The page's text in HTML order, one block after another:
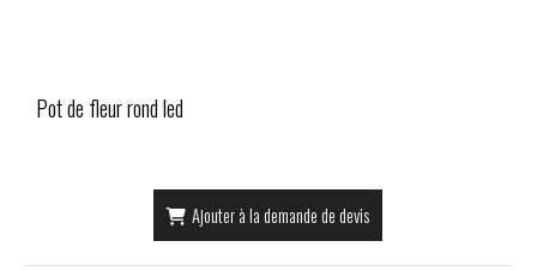
Pot de fleur rond led
Ajouter à la demande de devis